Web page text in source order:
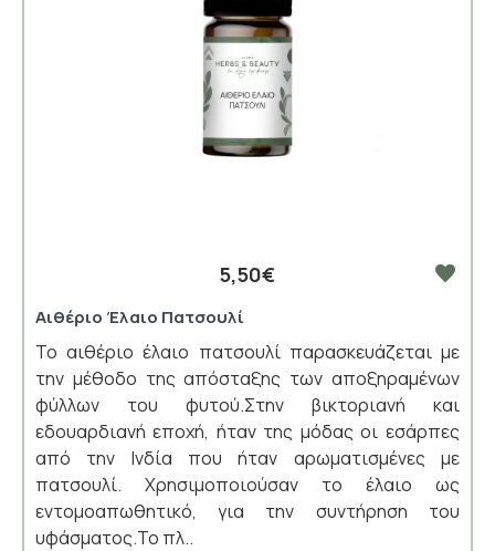
5,50€
Αιθέριο Έλαιο Πατσουλί
Το αιθέριο έλαιο πατσουλί παρασκευάζεται με
την μέθοδο της απόσταξης των αποξηραμένων
φύλλων του φυτού.Στην βικτοριανή και
εδουαρδιανή εποχή, ήταν της μόδας οι εσάρπες
από την Ινδία που ήταν αρωματισμένες με
πατσουλί. Χρησιμοποιούσαν το έλαιο ως
εντομοαπωθητικό, για την συντήρηση του
υφάσματος.Το πλ..